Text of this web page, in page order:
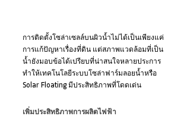
การติดตั้งโซล่าเซลล์บนผิวน้ำไม่ได้เป็นเพียงแค่
การแก้ปัญหาเรื่องที่ดิน แต่สภาพแวดล้อมที่เป็น
น้ำยังมอบข้อได้เปรียบที่น่าสนใจหลายประการ
ทำให้เทคโนโลยีระบบโซล่าฟาร์มลอยน้ำหรือ
Solar Floating มีประสิทธิภาพที่โดดเด่น
เพิ่มประสิทธิภาพการผลิตไฟฟ้า